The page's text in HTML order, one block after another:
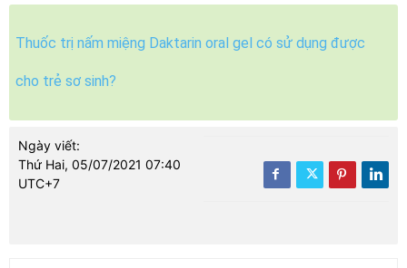
Thuốc trị nấm miệng Daktarin oral gel có sử dụng được
cho trẻ sơ sinh?
Ngày viết:
Thứ Hai, 05/07/2021 07:40
UTC+7